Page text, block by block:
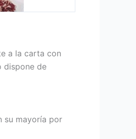
a la carta con
dispone de
su mayoría por